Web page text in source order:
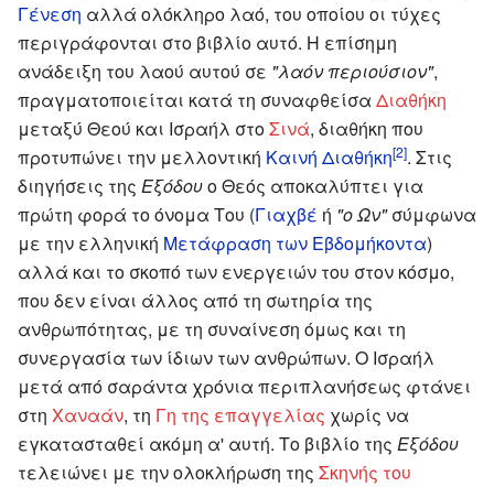
Γένεση αλλά ολόκληρο λαό, του οποίου οι τύχες
περιγράφονται στο βιβλίο αυτό. Η επίσημη
ανάδειξη του λαού αυτού σε "λαόν περιούσιον",
πραγματοποιείται κατά τη συναφθείσα Διαθήκη
μεταξύ Θεού και Ισραήλ στοΣινά, διαθήκη που
προτυπώνει την μελλοντική Καινή Διαθήκη[2]. Στις
διηγήσεις της Εξόδουο Θεός αποκαλύπτει για
πρώτη φορά το όνομα Του (Γιαχβέ ή "ο Ων"σύμφωνα
με την ελληνική Μετάφραση των Εβδομήκοντα)
αλλά και το σκοπό των ενεργειών του στον κόσμο,
που δεν είναι άλλος από τη σωτηρία της
ανθρωπότητας, με τη συναίνεση όμως και τη
συνεργασία των ίδιων των ανθρώπων. Ο Ισραήλ
μετά από σαράντα χρόνια περιπλανήσεως φτάνει
στη Χαναάν, τη Γη της επαγγελίας χωρίς να
εγκατασταθεί ακόμη α' αυτή. Το βιβλίο της Εξόδου
τελειώνει με την ολοκλήρωση της Σκηνής του